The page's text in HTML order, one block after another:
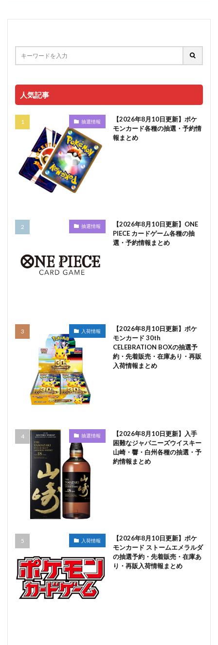
人気記事
抽選情報
【2026年8月10日更新】ポケ
モンカード各種の抽選・予約情
報まとめ
抽選情報
【2026年8月10日更新】ONE
PIECE カードゲーム各種の抽
選・予約情報まとめ
入荷情報
【2026年8月10日更新】ポケ
モンカード 30th
CELEBRATION BOXの抽選予
約・先着販売・在庫あり・再販
入荷情報まとめ
抽選情報
【2026年8月10日更新】入手
困難なジャパニーズウイスキー
山崎・響・白州各種の抽選・予
約情報まとめ
入荷情報
【2026年8月10日更新】ポケ
モンカード ストームエメラルダ
の抽選予約・先着販売・在庫あ
り・再販入荷情報まとめ